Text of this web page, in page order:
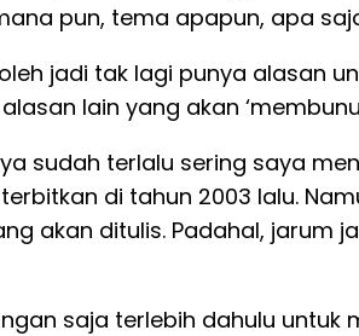
pun, tema apapun, apa
jadi tak lagi punya alasan
lain yang akan
sudah terlalu sering saya
di tahun 2003 lalu.
akan ditulis. Padahal,
saja terlebih dahulu